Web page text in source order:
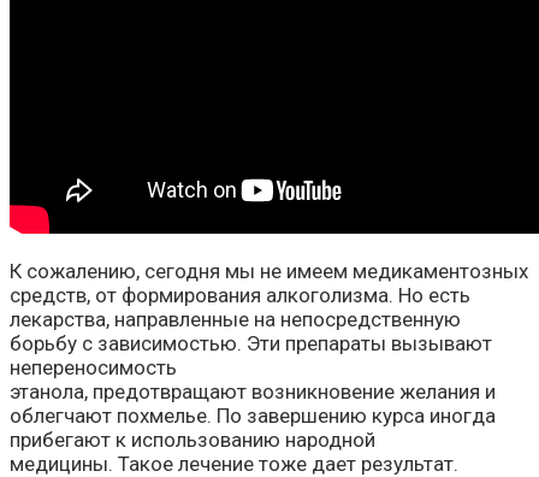
К сожалению, сегодня мы не имеем медикаментозных
средств, от формирования алкоголизма. Но есть
лекарства, направленные на непосредственную
борьбу с зависимостью. Эти препараты вызывают
непереносимость
этанола, предотвращают возникновение желания и
облегчают похмелье. По завершению курса иногда
прибегают к использованию народной
медицины. Такое лечение тоже дает результат.